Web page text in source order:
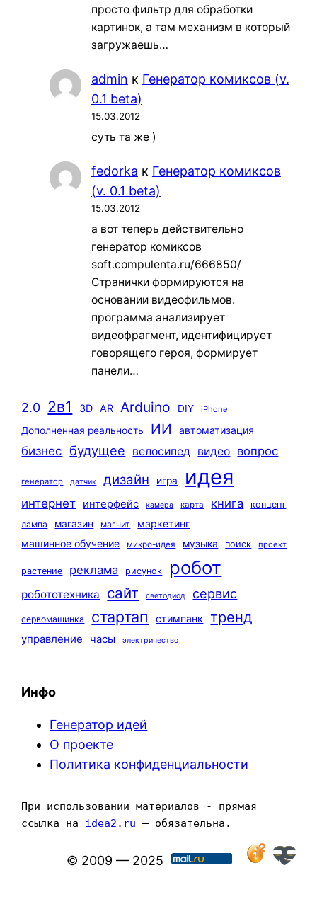
просто фильтр для обработки
картинок, а там механизм в который
загружаешь…
admin к Генератор комиксов (v.
0.1 beta)
15.03.2012
суть та же )
fedorka к Генератор комиксов
(v. 0.1 beta)
15.03.2012
а вот теперь действительно
генератор комиксов
soft.compulenta.ru/666850/
Странички формируются на
основании видеофильмов.
программа анализирует
видеофрагмент, идентифицирует
говорящего героя, формирует
панели…
2.0 2в1 3D AR Arduino DIY iPhone
Дополненная реальность ИИ автоматизация
бизнес будущее велосипед видео вопрос
генератор датчик дизайн игра идея
интернет интерфейс камера карта книга
концепт
лампа
магазин магнит
маркетинг
машинное обучение
микро-идея музыка поиск проект
растение реклама рисунок робот
робототехника сайт светодиод сервис
сервомашинка стартап стимпанк тренд
управление часы электричество
Инфо
Генератор идей
О проекте
Политика конфиденциальности
При использовании материалов - прямая
ссылка на idea2.ru — обязательна.
© 2009 — 2025